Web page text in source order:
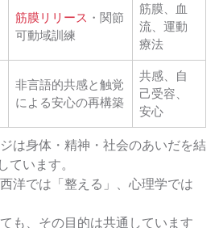
筋膜リリース ・関節
可動域訓練
筋膜、血
流、運動
療法
非言語的共感と触覚
による安心の再構築
共感、自
己受容、
安心
は身体・精神・社会のあいだを結
ています。
洋では「整える」、心理学では
も、その目的は共通しています